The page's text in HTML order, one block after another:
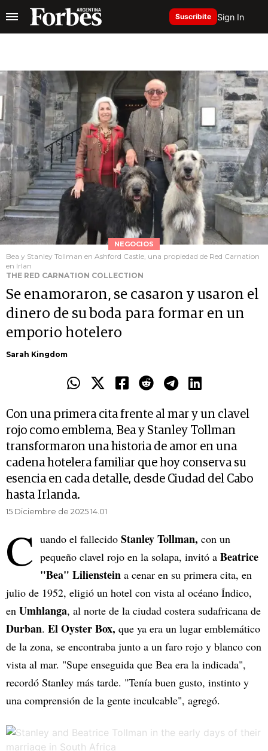
Suscribite Sign In
NEGOCIOS
Bea y Stanley Tollman en Ashford Castle, una propiedad de Red Carnation
en Irlan
THE RED CARNATION COLLECTION
Se enamoraron, se casaron y usaron el
dinero de su boda para formar en un
emporio hotelero
Sarah Kingdom
Con una primera cita frente al mar y un clavel
rojo como emblema, Bea y Stanley Tollman
transformaron una historia de amor en una
cadena hotelera familiar que hoy conserva su
esencia en cada detalle, desde Ciudad del Cabo
hasta Irlanda.
15 Diciembre de 2025 14.01
C uando el fallecido Stanley Tollman, con un
pequeño clavel rojo en la solapa, invitó a Beatrice
"Bea" Lilienstein a cenar en su primera cita, en
julio de 1952, eligió un hotel con vista al océano Índico,
en Umhlanga, al norte de la ciudad costera sudafricana de
Durban. El Oyster Box, que ya era un lugar emblemático
de la zona, se encontraba junto a un faro rojo y blanco con
vista al mar. "Supe enseguida que Bea era la indicada",
recordó Stanley más tarde. "Tenía buen gusto, instinto y
una comprensión de la gente inculcable", agregó.